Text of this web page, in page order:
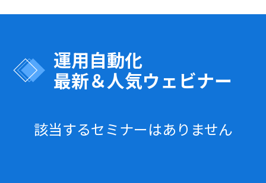
運用自動化
最新＆人気ウェビナー
該当するセミナーはありません